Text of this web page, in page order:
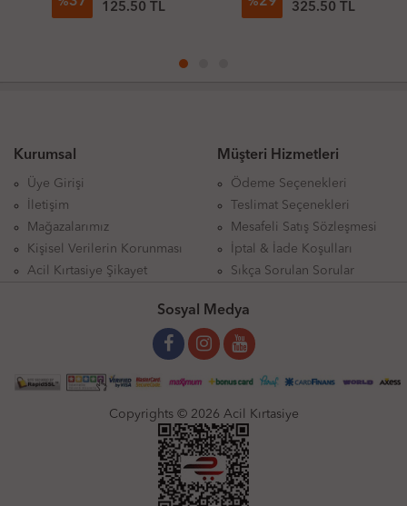
125.50 TL 325.50 TL
Kurumsal
Üye Girişi
İletişim
Mağazalarımız
Kişisel Verilerin Korunması
Acil Kırtasiye Şikayet
Müşteri Hizmetleri
Ödeme Seçenekleri
Teslimat Seçenekleri
Mesafeli Satış Sözleşmesi
İptal & İade Koşulları
Sıkça Sorulan Sorular
Sosyal Medya
Copyrights © 2026 Acil Kırtasiye